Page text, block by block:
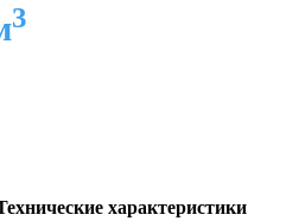
3
характеристики